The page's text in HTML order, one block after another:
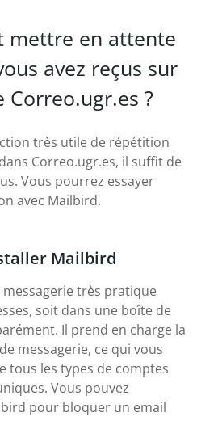
mettre en attente
avez reçus sur
?
très utile de répétition
Correo.ugr.es, il suffit de
Vous pourrez essayer
avec Mailbird.
Mailbird
très pratique
soit dans une boîte de
Il prend en charge la
messagerie, ce qui vous
tous les types de comptes
Vous pouvez
pour bloquer un email